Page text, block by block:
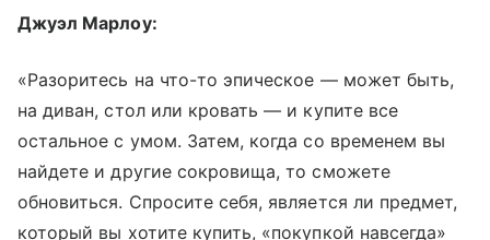
Джуэл Марлоу:
«Разоритесь на что-то эпическое — может быть,
на диван, стол или кровать — и купите все
остальное с умом. Затем, когда со временем вы
найдете и другие сокровища, то сможете
обновиться. Спросите себя, является ли предмет,
который вы хотите купить, «покупкой навсегда»